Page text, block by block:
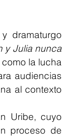
dramaturgo
y Julia nunca
la lucha
audiencias
al contexto
Uribe, cuyo
proceso de